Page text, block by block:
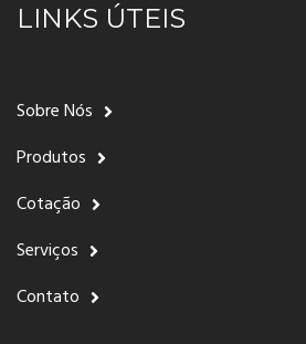
LINKS ÚTEIS
Sobre Nós
Produtos
Cotação
Serviços
Contato